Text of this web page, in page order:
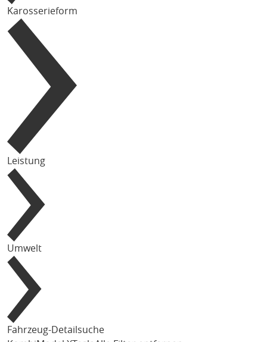
Karosserieform
Leistung
Umwelt
Fahrzeug-Detailsuche